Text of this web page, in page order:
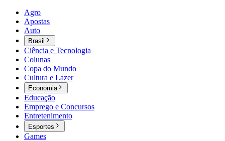
Agro
Apostas
Auto
Brasil
Ciência e Tecnologia
Colunas
Copa do Mundo
Cultura e Lazer
Economia
Educação
Emprego e Concursos
Entretenimento
Esportes
Games